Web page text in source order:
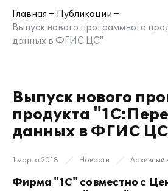
Главная
Публикации
Выпуск нового программного
данных в ФГИС ЦС"
Выпуск нового
продукта
данных в ФГИС
1 марта 2018 Новости Архивный
Фирма "1С" совместно с